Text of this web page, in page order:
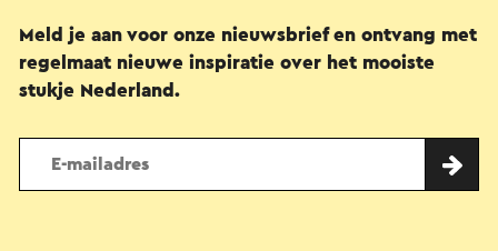
Meld je aan voor onze nieuwsbrief en ontvang met
regelmaat nieuwe inspiratie over het mooiste
stukje Nederland.